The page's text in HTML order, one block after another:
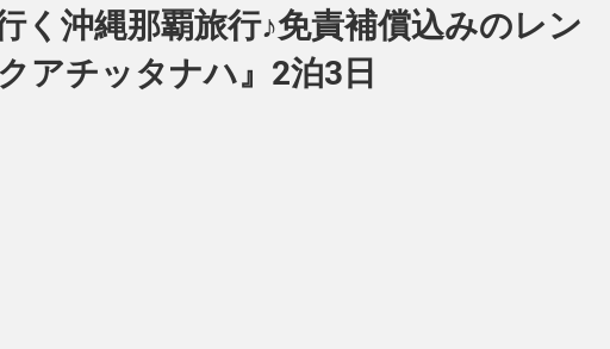
く沖縄那覇旅行♪免責補償込みのレン
アチッタナハ』2泊3日